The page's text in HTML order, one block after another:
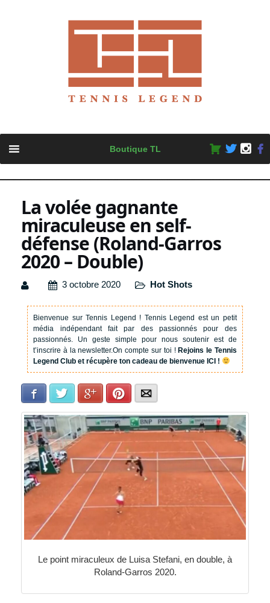
content
Boutique TL
La volée gagnante
miraculeuse en self-
défense (Roland-Garros
2020 – Double)
3 octobre 2020 Hot Shots
Bienvenue sur Tennis Legend ! Tennis Legend est un petit
média indépendant fait par des passionnés pour des
passionnés. Un geste simple pour nous soutenir est de
t’inscrire à la newsletter.On compte sur toi !Rejoins le Tennis
Legend Club et récupère ton cadeau de bienvenue ICI !
Facebook Twitter Google+Pinterest
Le point miraculeux de Luisa Stefani, en double, à
Roland-Garros 2020.